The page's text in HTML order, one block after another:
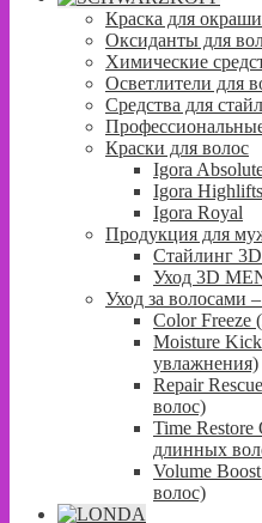
Краска для
Оксиданты для
Химические
Осветлители для
Средства для
Краски для волос
Igora
Igora Highlifts
Igora Royal
Продукция для
Стайлинг
Уход 3D
Уход за волосами
Color Freeze
Moisture
увлажнения)
Repair
волос)
Time
длинных
Volume
волос)